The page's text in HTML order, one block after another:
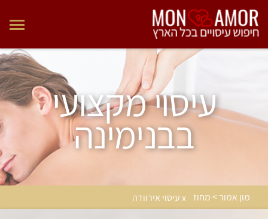
עיסוי מקצועי
בבנימינה
מון אמור > מחוז x עיסוי אירוודה